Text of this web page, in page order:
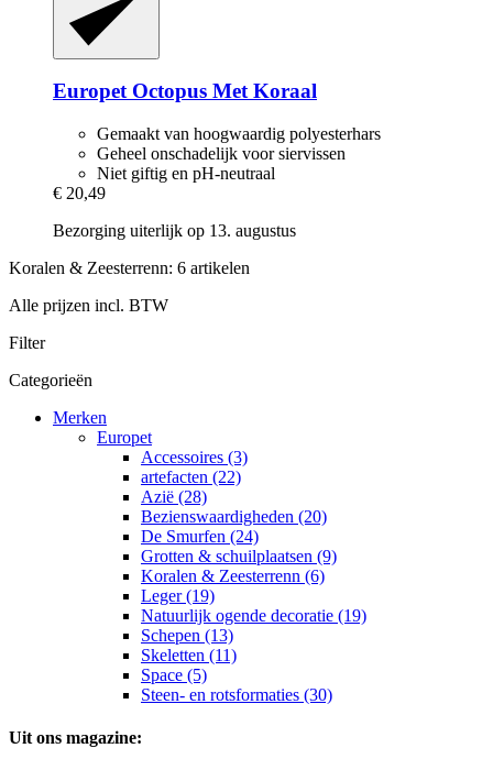
EuropetOctopus Met Koraal
Gemaakt van hoogwaardig polyesterhars
Geheel onschadelijk voor siervissen
Niet giftig en pH-neutraal
€ 20,49
Bezorging uiterlijk op 13. augustus
Koralen & Zeesterrenn: 6 artikelen
Alle prijzen incl. BTW
Filter
Categorieën
Merken
Europet
Accessoires (3)
artefacten (22)
Azië (28)
Bezienswaardigheden (20)
De Smurfen (24)
Grotten & schuilplaatsen (9)
Koralen & Zeesterrenn (6)
Leger (19)
Natuurlijk ogende decoratie (19)
Schepen (13)
Skeletten (11)
Space (5)
Steen- en rotsformaties (30)
Uit ons magazine: